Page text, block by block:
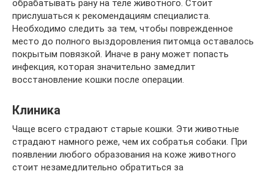
обрабатывать рану на теле животного. Стоит
прислушаться к рекомендациям специалиста.
Необходимо следить за тем, чтобы поврежденное
место до полного выздоровления питомца оставалось
покрытым повязкой. Иначе в рану может попасть
инфекция, которая значительно замедлит
восстановление кошки после операции.
Клиника
Чаще всего страдают старые кошки. Эти животные
страдают намного реже, чем их собратья собаки. При
появлении любого образования на коже животного
стоит незамедлительно обратиться за